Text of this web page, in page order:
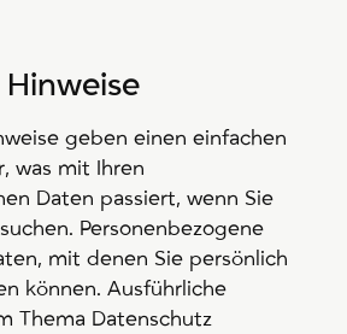
geben einen einfachen
was mit Ihren
Daten passiert, wenn Sie
Personenbezogene
mit denen Sie persönlich
können. Ausführliche
Thema Datenschutz